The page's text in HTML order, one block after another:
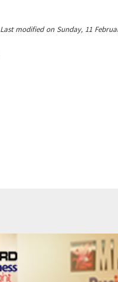
Last modified on Sunday, 11